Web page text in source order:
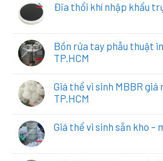
Đĩa thổi khí nhập khẩu
Bồn rửa tay phẫu thuật
TP.HCM
Giá thể vi sinh MBBR giá
TP.HCM
Giá thể vi sinh sẵn kho –